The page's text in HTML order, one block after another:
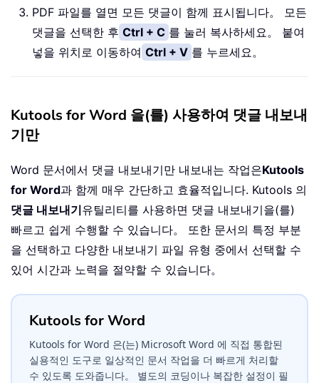
PDF 파일를 열면 모든 댓글이 함께 표시됩니다。 모든
댓글을 선택한 후 Ctrl + C 를 눌러 복사하세요。 붙여
넣을 위치로 이동하여 Ctrl + V 를 누르세요。
Kutools for Word 을(를) 사용하여 댓글 내보내
기만
Word 문서에서 댓글 내보내기만 내보내는 작업은Kutools
for Word과 함께 매우 간단하고 효율적입니다. Kutools 의
댓글 내보내기유틸리티를 사용하면 댓글 내보내기을(를)
빠르고 쉽게 수행할 수 있습니다。 또한 문서의 특정 부분
을 선택하고 다양한 내보내기 파일 유형 중에서 선택할 수
있어 시간과 노력을 절약할 수 있습니다。
Kutools for Word
Kutools for Word 은(는) Microsoft Word 에 직접 통합된
실용적인 도구로 일상적인 문서 작업을 더 빠르게 처리할
수 있도록 도와줍니다。 별도의 코딩이나 복잡한 설정이 필